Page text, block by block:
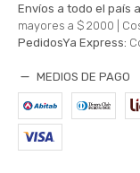
Envíos a todo el país
mayores a $ 2000 |
PedidosYa Express:
MEDIOS DE PAGO